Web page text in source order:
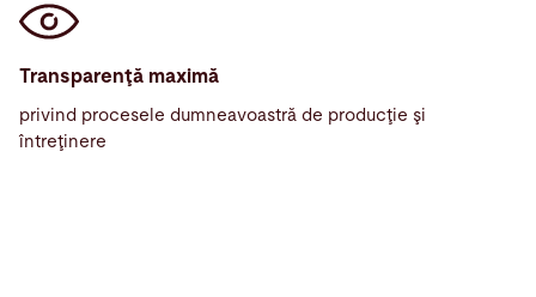
Transparenţă maximă
privind procesele dumneavoastră de producţie şi
întreţinere